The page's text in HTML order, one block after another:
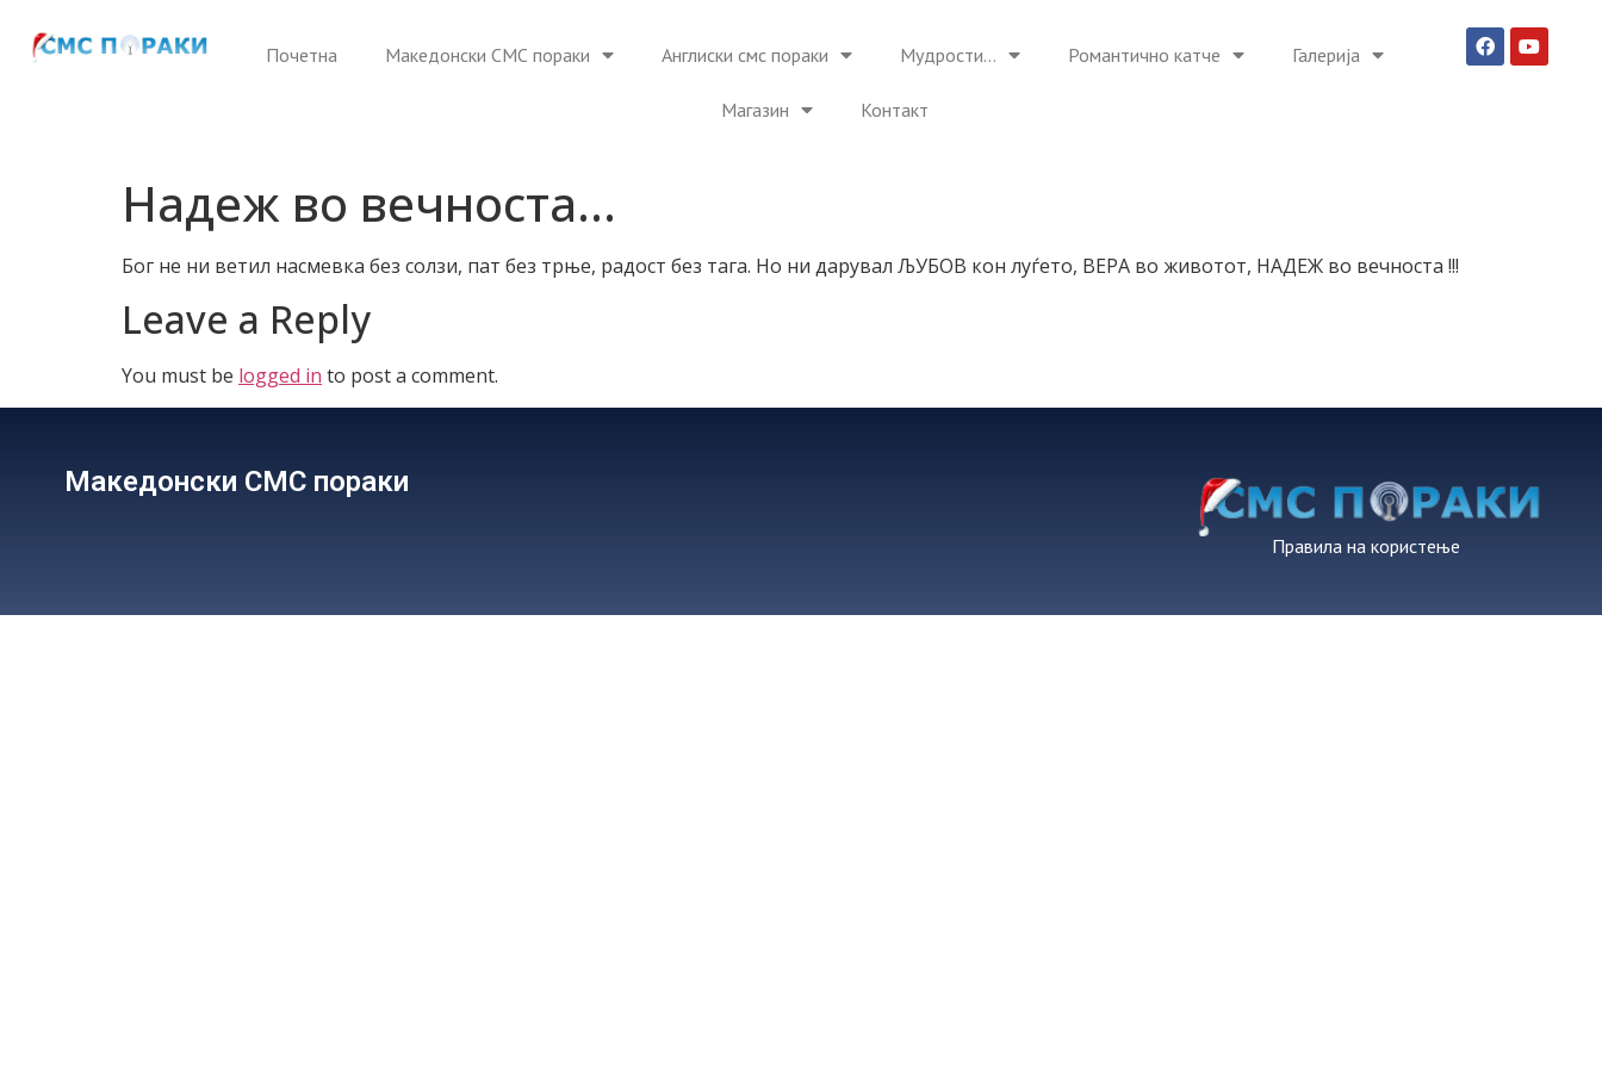
Почетна Македонски СМС пораки Англиски смс пораки Мудрости… Романтично катче Галерија
Магазин Контакт
Надеж во вечноста…
Бог не ни ветил насмевка без солзи, пат без трње, радост без тага. Но ни дарувал ЉУБОВ кон луѓето, ВЕРА во животот, НАДЕЖ во вечноста !!!
Leave a Reply
You must be logged in to post a comment.
Македонски СМС пораки
Правила на користење